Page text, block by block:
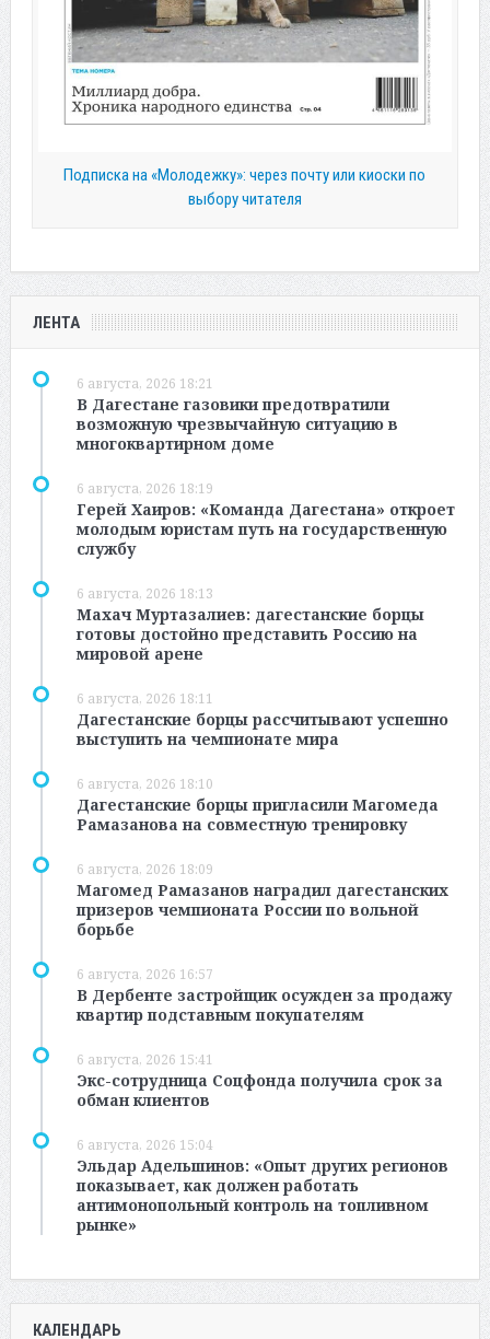
Подписка на «Молодежку»: через почту или киоски по
выбору читателя
ЛЕНТА
6 августа, 2026 18:21
В Дагестане газовики предотвратили
возможную чрезвычайную ситуацию в
многоквартирном доме
6 августа, 2026 18:19
Герей Хаиров: «Команда Дагестана» откроет
молодым юристам путь на государственную
службу
6 августа, 2026 18:13
Махач Муртазалиев: дагестанские борцы
готовы достойно представить Россию на
мировой арене
6 августа, 2026 18:11
Дагестанские борцы рассчитывают успешно
выступить на чемпионате мира
6 августа, 2026 18:10
Дагестанские борцы пригласили Магомеда
Рамазанова на совместную тренировку
6 августа, 2026 18:09
Магомед Рамазанов наградил дагестанских
призеров чемпионата России по вольной
борьбе
6 августа, 2026 16:57
В Дербенте застройщик осужден за продажу
квартир подставным покупателям
6 августа, 2026 15:41
Экс-сотрудница Соцфонда получила срок за
обман клиентов
6 августа, 2026 15:04
Эльдар Адельшинов: «Опыт других регионов
показывает, как должен работать
антимонопольный контроль на топливном
рынке»
КАЛЕНДАРЬ